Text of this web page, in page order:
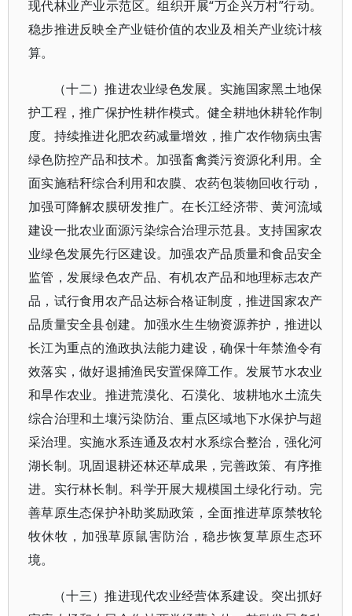
现代林业产业示范区。组织开展“万企兴万村”行动。
稳步推进反映全产业链价值的农业及相关产业统计核
算。
（十二）推进农业绿色发展。实施国家黑土地保
护工程，推广保护性耕作模式。健全耕地休耕轮作制
度。持续推进化肥农药减量增效，推广农作物病虫害
绿色防控产品和技术。加强畜禽粪污资源化利用。全
面实施秸秆综合利用和农膜、农药包装物回收行动，
加强可降解农膜研发推广。在长江经济带、黄河流域
建设一批农业面源污染综合治理示范县。支持国家农
业绿色发展先行区建设。加强农产品质量和食品安全
监管，发展绿色农产品、有机农产品和地理标志农产
品，试行食用农产品达标合格证制度，推进国家农产
品质量安全县创建。加强水生生物资源养护，推进以
长江为重点的渔政执法能力建设，确保十年禁渔令有
效落实，做好退捕渔民安置保障工作。发展节水农业
和旱作农业。推进荒漠化、石漠化、坡耕地水土流失
综合治理和土壤污染防治、重点区域地下水保护与超
采治理。实施水系连通及农村水系综合整治，强化河
湖长制。巩固退耕还林还草成果，完善政策、有序推
进。实行林长制。科学开展大规模国土绿化行动。完
善草原生态保护补助奖励政策，全面推进草原禁牧轮
牧休牧，加强草原鼠害防治，稳步恢复草原生态环
境。
（十三）推进现代农业经营体系建设。突出抓好